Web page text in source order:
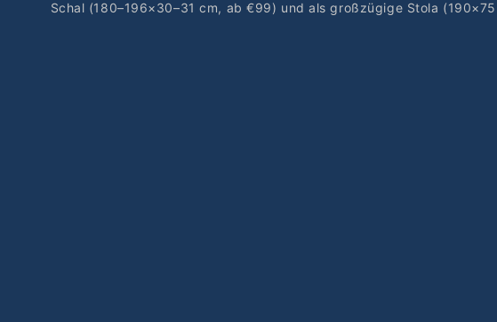
Schal (180–196×30–31 cm, ab €99) und als großzügige Stola